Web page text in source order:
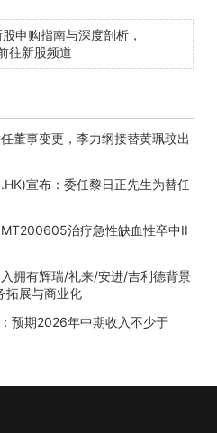
申购指南与深度剖析，
往新股频道
董事变更，李力纲接替黄珮玟出
宣布：委任黎日正先生为替任
治疗急性缺血性卒中II
拥有辉瑞/礼来/安进/吉利德背景
拓展与商业化
预期2026年中期收入不少于